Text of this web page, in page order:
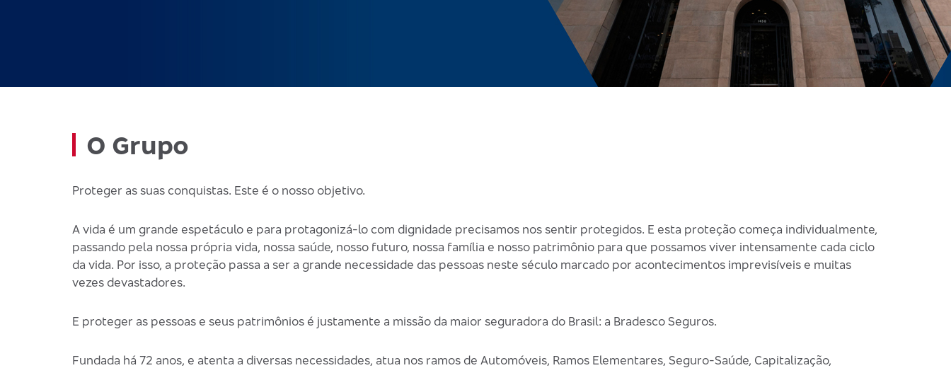
O Grupo
Proteger as suas conquistas. Este é o nosso objetivo.
A vida é um grande espetáculo e para protagonizá-lo com dignidade precisamos nos sentir protegidos. E esta proteção começa individualmente,
passando pela nossa própria vida, nossa saúde, nosso futuro, nossa família e nosso patrimônio para que possamos viver intensamente cada ciclo
da vida. Por isso, a proteção passa a ser a grande necessidade das pessoas neste século marcado por acontecimentos imprevisíveis e muitas
vezes devastadores.
E proteger as pessoas e seus patrimônios é justamente a missão da maior seguradora do Brasil: a Bradesco Seguros.
Fundada há 72 anos, e atenta a diversas necessidades, atua nos ramos de Automóveis, Ramos Elementares, Seguro-Saúde, Capitalização,